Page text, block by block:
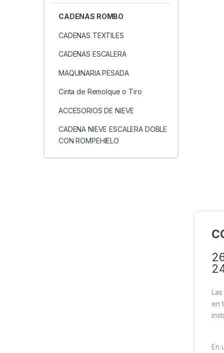
en
En
CADENAS ROMBO
CADENAS TEXTILES
CADENAS ESCALERA
MAQUINARIA PESADA
Cinta de Remolque o Tiro
ACCESORIOS DE NIEVE
CADENA NIEVE ESCALERA DOBLE
CON ROMPEHIELO